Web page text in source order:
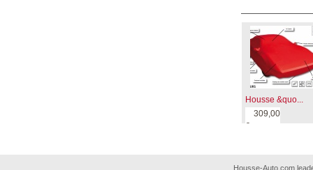
Housse &quo...
309,00
€
Housse-Auto.com